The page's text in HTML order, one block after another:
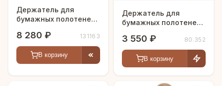
Держатель для
бумажных полотенец
8 280 ₽ 131163
В корзину
Держатель для
бумажных полотенец
3 550 ₽ 80.352
В корзину